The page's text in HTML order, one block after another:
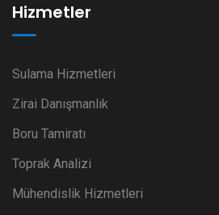
Hizmetler
Sulama Hizmetleri
Zirai Danışmanlık
Boru Tamiratı
Toprak Analizi
Mühendislik Hizmetleri